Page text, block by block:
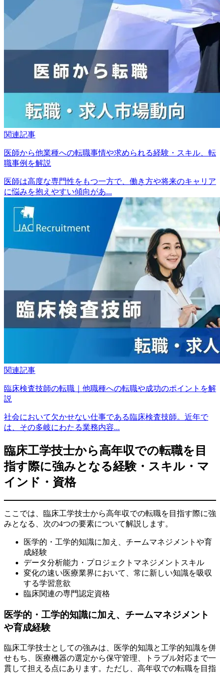
関連記事
医師から他業種への転職事情や求められる経験・スキル、転
職事例を解説
医師は高度な専門性をもつ一方で、働き方や将来のキャリア
に悩みを抱えやすい傾向があ...
関連記事
臨床検査技師の転職｜他職種への転職や成功のポイントを解
説
社会において欠かせない仕事である臨床検査技師。近年で
は、その多岐にわたる業務内容...
臨床工学技士から高年収での転職を目
指す際に強みとなる経験・スキル・マ
インド・資格
ここでは、臨床工学技士から高年収での転職を目指す際に強
みとなる、次の4つの要素について解説します。
医学的・工学的知識に加え、チームマネジメントや育
成経験
データ分析能力・プロジェクトマネジメントスキル
変化の速い医療業界において、常に新しい知識を吸収
する学習意欲
臨床関連の専門認定資格
医学的・工学的知識に加え、チームマネジメント
や育成経験
臨床工学技士としての強みは、医学的知識と工学的知識を併
せもち、医療機器の選定から保守管理、トラブル対応まで一
貫して担える点にあります。ただし、高年収での転職を目指